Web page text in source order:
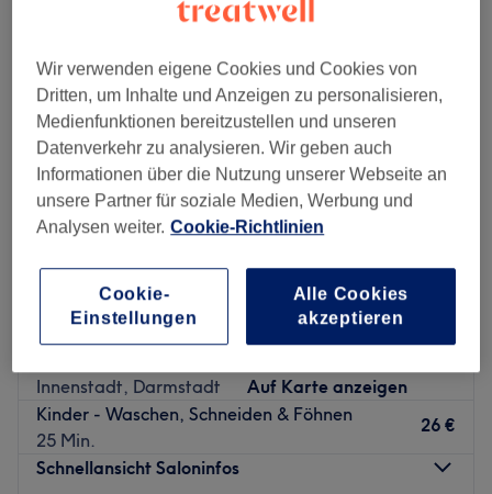
HAARE:mittmann - Darmstadt
Innenstadt, Darmstadt
Auf Karte anzeigen
Kinder - Waschen, Schneiden & Föhnen
25 Min.
26 €
Schnellansicht Saloninfos
Wir verwenden eigene Cookies und Cookies von
Dritten, um Inhalte und Anzeigen zu personalisieren,
Medienfunktionen bereitzustellen und unseren
Datenverkehr zu analysieren. Wir geben auch
Informationen über die Nutzung unserer Webseite an
unsere Partner für soziale Medien, Werbung und
Analysen weiter. Cookie-Richtlinien
Cookie-
Einstellungen
Alle Cookies
akzeptieren